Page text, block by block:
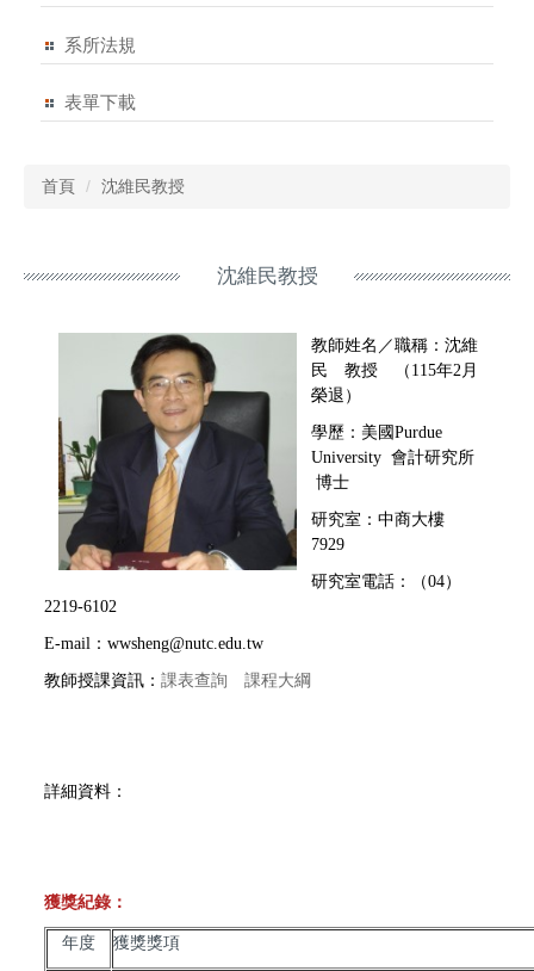
系所法規
表單下載
首頁 沈維民教授
沈維民教授
教師姓名／職稱：沈維
民 教授 （115年2月
榮退）
學歷：美國Purdue
University 會計研究所
博士
研究室：中商大樓
7929
研究室電話：（04）
2219-6102
E-mail：wwsheng@nutc.edu.tw
教師授課資訊： 課表查詢 課程大綱
詳細資料：
獲獎紀錄：
年度 獲獎獎項